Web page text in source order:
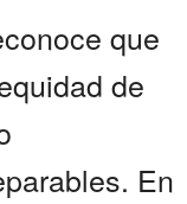
que
de
En